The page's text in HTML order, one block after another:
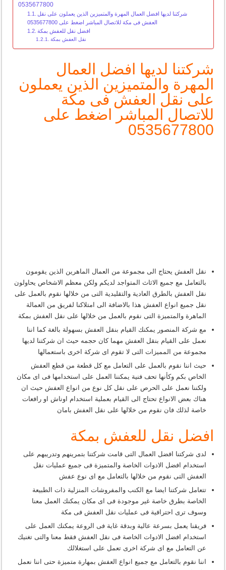
0535677800
شركتنا لديها افضل العمال المهرة والمتميزين الذين يعملون على نقل
العفش فى مكة للاتصال المباشر اضغط على 0535677800
افضل نقل للعفش بمكة
نقل العفش بمكة
شركتنا لديها افضل العمال
المهرة والمتميزين الذين يعملون
على نقل العفش فى مكة
للاتصال المباشر اضغط على
0535677800
نقل العفش يحتاج الى مجموعة من العمال الماهرين الذين يقومون
بالتعامل مع جميع الاثاث المتواجد لديكم ولكن معظم الاشخاص يحاولون
نقل العفش بالطرق العادية والتقليدية التى من خلالها نقوم بالعمل على
نقل جميع انواع العفش هذا بالاضافة الى امتلاكنا لفريق من العمالة
الماهرة والمتميزة التى نقوم بالعمل من خلالها على نقل العفش بمكة
مع شركة المنصور يمكنك القيام بنقل العفش بسهولة بالغة كما اننا
نعمل على القيام بنقل العفش مهما كان حجمه حيث ان شركتنا لديها
مجموعة من المميزات التى لا تقوم اى شركة اخرى باستعمالها
حيث اننا نقوم بالعمل على التعامل مع كل قطعة من قطع العفش
الخاص بكم وكأنها تحف فنية يمكننا العمل على استخدامها فى اى مكان
ولكننا نعمل على الحرص على نقل كل نوع من انواع العفش حيث ان
هناك بعض الانواع تحتاج الى القيام بعملية استخدام اوناش او رافعات
خاصة لذلك فان نقوم من خلالها على نقل العفش بامان
افضل نقل للعفش بمكة
لدى شركتنا افضل العمال التى قامت شركتنا بتمرينهم وتدريبهم على
استخدام افضل الادوات الخاصة والمتميزة فى جميع عمليات نقل
العفش التى نقوم من خلالها بالتعامل مع اى نوع عفش
تتعامل شركتنا ايضا مع الكنب والمفروشات المنزلية ذات الطبيعة
الخاصة بطرق خاصة غير موجودة فى اى مكان يمكنك العمل معنا
وسوف ترى احترافية فى عمليات نقل العفش فى مكة
فريقنا يعمل بسرعة عالية وبدقة غاية فى الروعة يمكنك العمل على
استخدام افضل الادوات الخاصة فى نقل العفش فقط معنا والتى تغنيك
عن التعامل مع اى شركة اخرى تعمل على استغلالك
اننا نقوم بالتعامل مع جميع انواع العفش بمهارة متميزة حتى اننا نعمل